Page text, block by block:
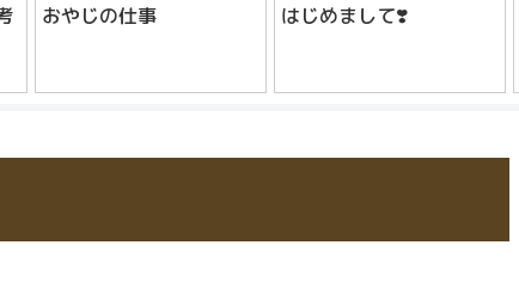
おやじの仕事 はじめまして❣️